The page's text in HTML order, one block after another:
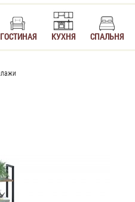
ГОСТИНАЯ КУХНЯ СПАЛЬНЯ